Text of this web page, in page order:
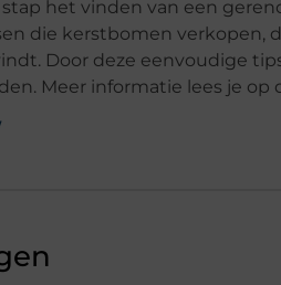
het vinden van een
die kerstbomen verkopen,
Door deze eenvoudige
Meer informatie lees je op